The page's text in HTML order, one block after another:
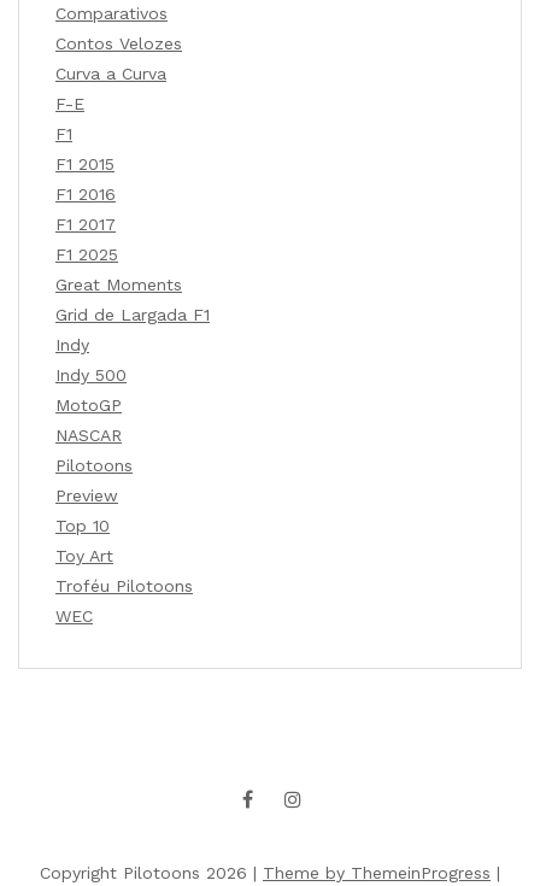
Comparativos
Contos Velozes
Curva a Curva
F-E
F1
F1 2015
F1 2016
F1 2017
F1 2025
Great Moments
Grid de Largada F1
Indy
Indy 500
MotoGP
NASCAR
Pilotoons
Preview
Top 10
Toy Art
Troféu Pilotoons
WEC
Copyright Pilotoons 2026 | Theme by ThemeinProgress |